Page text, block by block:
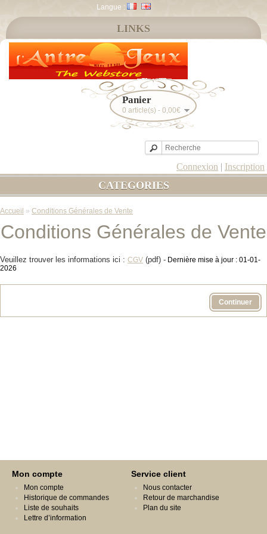
Langue :
Panier
0 article(s) - 0,00€
Connexion | Inscription
LINKS
CATEGORIES
Accueil » Conditions Générales de Vente
Conditions Générales de Vente
Veuillez trouver les informations ici : CGV (pdf) - Dernière mise à jour : 01-01-
2026
Continuer
Mon compte
Mon compte
Historique de commandes
Liste de souhaits
Lettre d’information
Service client
Nous contacter
Retour de marchandise
Plan du site